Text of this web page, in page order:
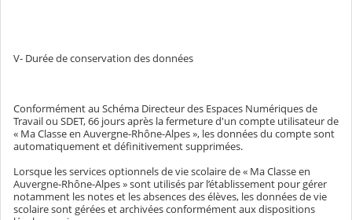
V- Durée de conservation des données
Conformément au Schéma Directeur des Espaces Numériques de
Travail ou SDET, 66 jours après la fermeture d'un compte utilisateur de
« Ma Classe en Auvergne-Rhône-Alpes », les données du compte sont
automatiquement et définitivement supprimées.
Lorsque les services optionnels de vie scolaire de « Ma Classe en
Auvergne-Rhône-Alpes » sont utilisés par l’établissement pour gérer
notamment les notes et les absences des élèves, les données de vie
scolaire sont gérées et archivées conformément aux dispositions